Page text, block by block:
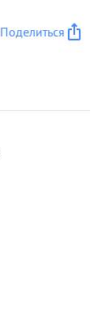
Поделиться